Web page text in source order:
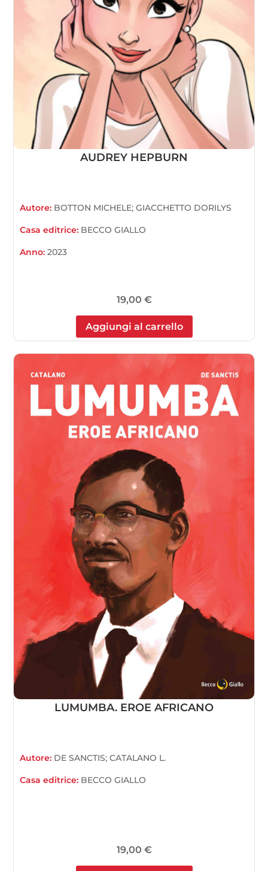
AUDREY HEPBURN
Autore: BOTTON MICHELE; GIACCHETTO DORILYS
Casa editrice: BECCO GIALLO
Anno:2023
19,00 €
Aggiungi al carrello
LUMUMBA. EROE AFRICANO
Autore: DE SANCTIS; CATALANO L.
Casa editrice: BECCO GIALLO
19,00 €